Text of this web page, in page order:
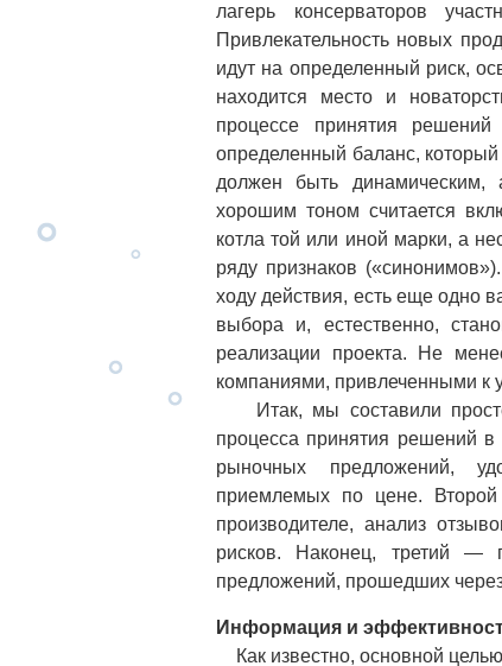
лагерь консерваторов
Привлекательность новых
идут на определенный риск,
находится место и
процессе принятия решений
определенный баланс,
должен быть динамическим,
хорошим тоном считается
котла той или иной марки, а
ряду признаков
ходу действия, есть еще одно
выбора и, естественно,
реализации проекта. Не
компаниями, привлеченными к
Итак, мы составили
процесса принятия решений
рыночных предложений,
приемлемых по цене.
производителе, анализ
рисков. Наконец, третий —
предложений, прошедших
Информация и
Как известно, основной целью